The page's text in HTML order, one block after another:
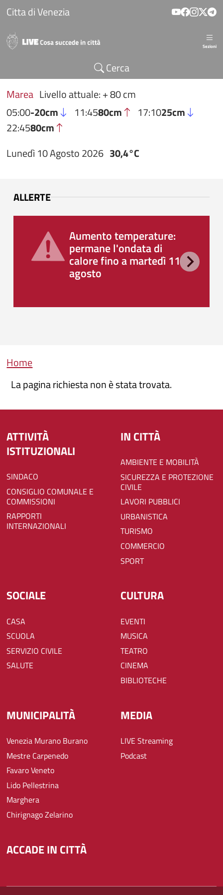
Salta al contenuto principale
Citta di Venezia
Sezioni
Cerca
Marea Livello attuale: + 80 cm
05:00-20cm 11:4580cm 17:1025cm
22:4580cm
Lunedì 10 Agosto 2026 30,4°C
ALLERTE
Aumento temperature:
permane l'ondata di
calore fino a martedì 11
agosto
Briciole di pane
Home
La pagina richiesta non è stata trovata.
ATTIVITÀ
ISTITUZIONALI
SINDACO
CONSIGLIO COMUNALE E
COMMISSIONI
RAPPORTI
INTERNAZIONALI
IN CITTÀ
AMBIENTE E MOBILITÀ
SICUREZZA E PROTEZIONE
CIVILE
LAVORI PUBBLICI
URBANISTICA
TURISMO
COMMERCIO
SPORT
SOCIALE
CASA
SCUOLA
SERVIZIO CIVILE
SALUTE
CULTURA
EVENTI
MUSICA
TEATRO
CINEMA
BIBLIOTECHE
MUNICIPALITÀ
Venezia Murano Burano
Mestre Carpenedo
Favaro Veneto
Lido Pellestrina
Marghera
Chirignago Zelarino
MEDIA
LIVE Streaming
Podcast
ACCADE IN CITTÀ